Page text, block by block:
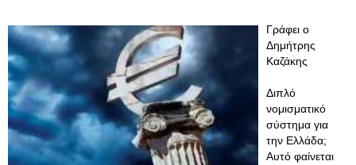
Γράφει ο
Δημήτρης
Καζάκης
Διπλό
νομισματικό
σύστημα για
την Ελλάδα;
Αυτό φαίνεται